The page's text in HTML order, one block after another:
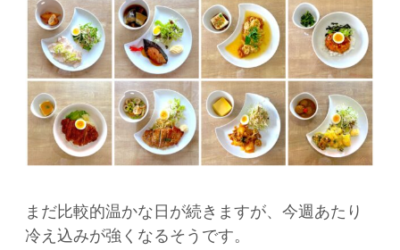
まだ比較的温かな日が続きますが、今週あたり
冷え込みが強くなるそうです。